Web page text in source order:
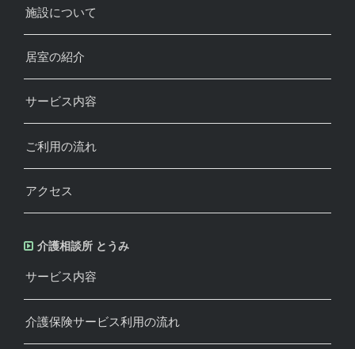
施設について
居室の紹介
サービス内容
ご利用の流れ
アクセス
介護相談所 とうみ
サービス内容
介護保険サービス利用の流れ